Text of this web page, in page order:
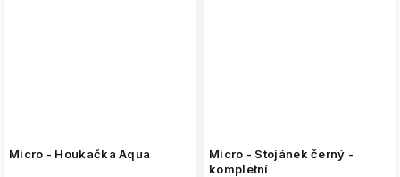
Micro - Houkačka Aqua
Micro - Stojánek černý -
kompletní